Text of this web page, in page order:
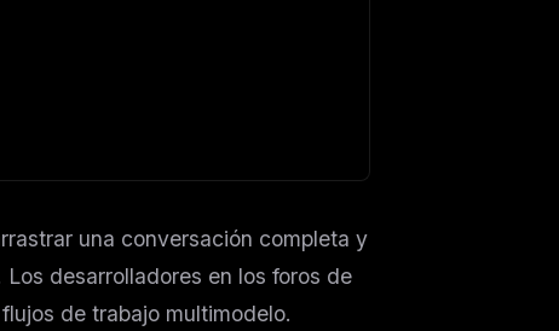
una conversación completa y
desarrolladores en los foros de
de trabajo multimodelo.